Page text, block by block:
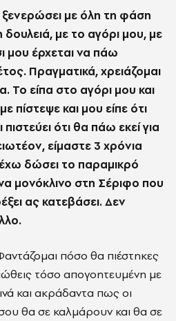
ξενερώσει με όλη τη φάση
με το αγόρι μου, με
μου έρχεται να πάω
Πραγματικά, χρειάζομαι
Το είπα στο αγόρι μου και
πίστεψε και μου είπε ότι
ότι θα πάω εκεί για
είμαστε 3 χρόνια
δώσει το παραμικρό
μονόκλινο στη Σέριφο που
ας κατεβάσει. Δεν
πόσο θα πιέστηκες
τόσο απογοητευμένη με
και ακράδαντα πως οι
θα σε καλμάρουν και θα σε